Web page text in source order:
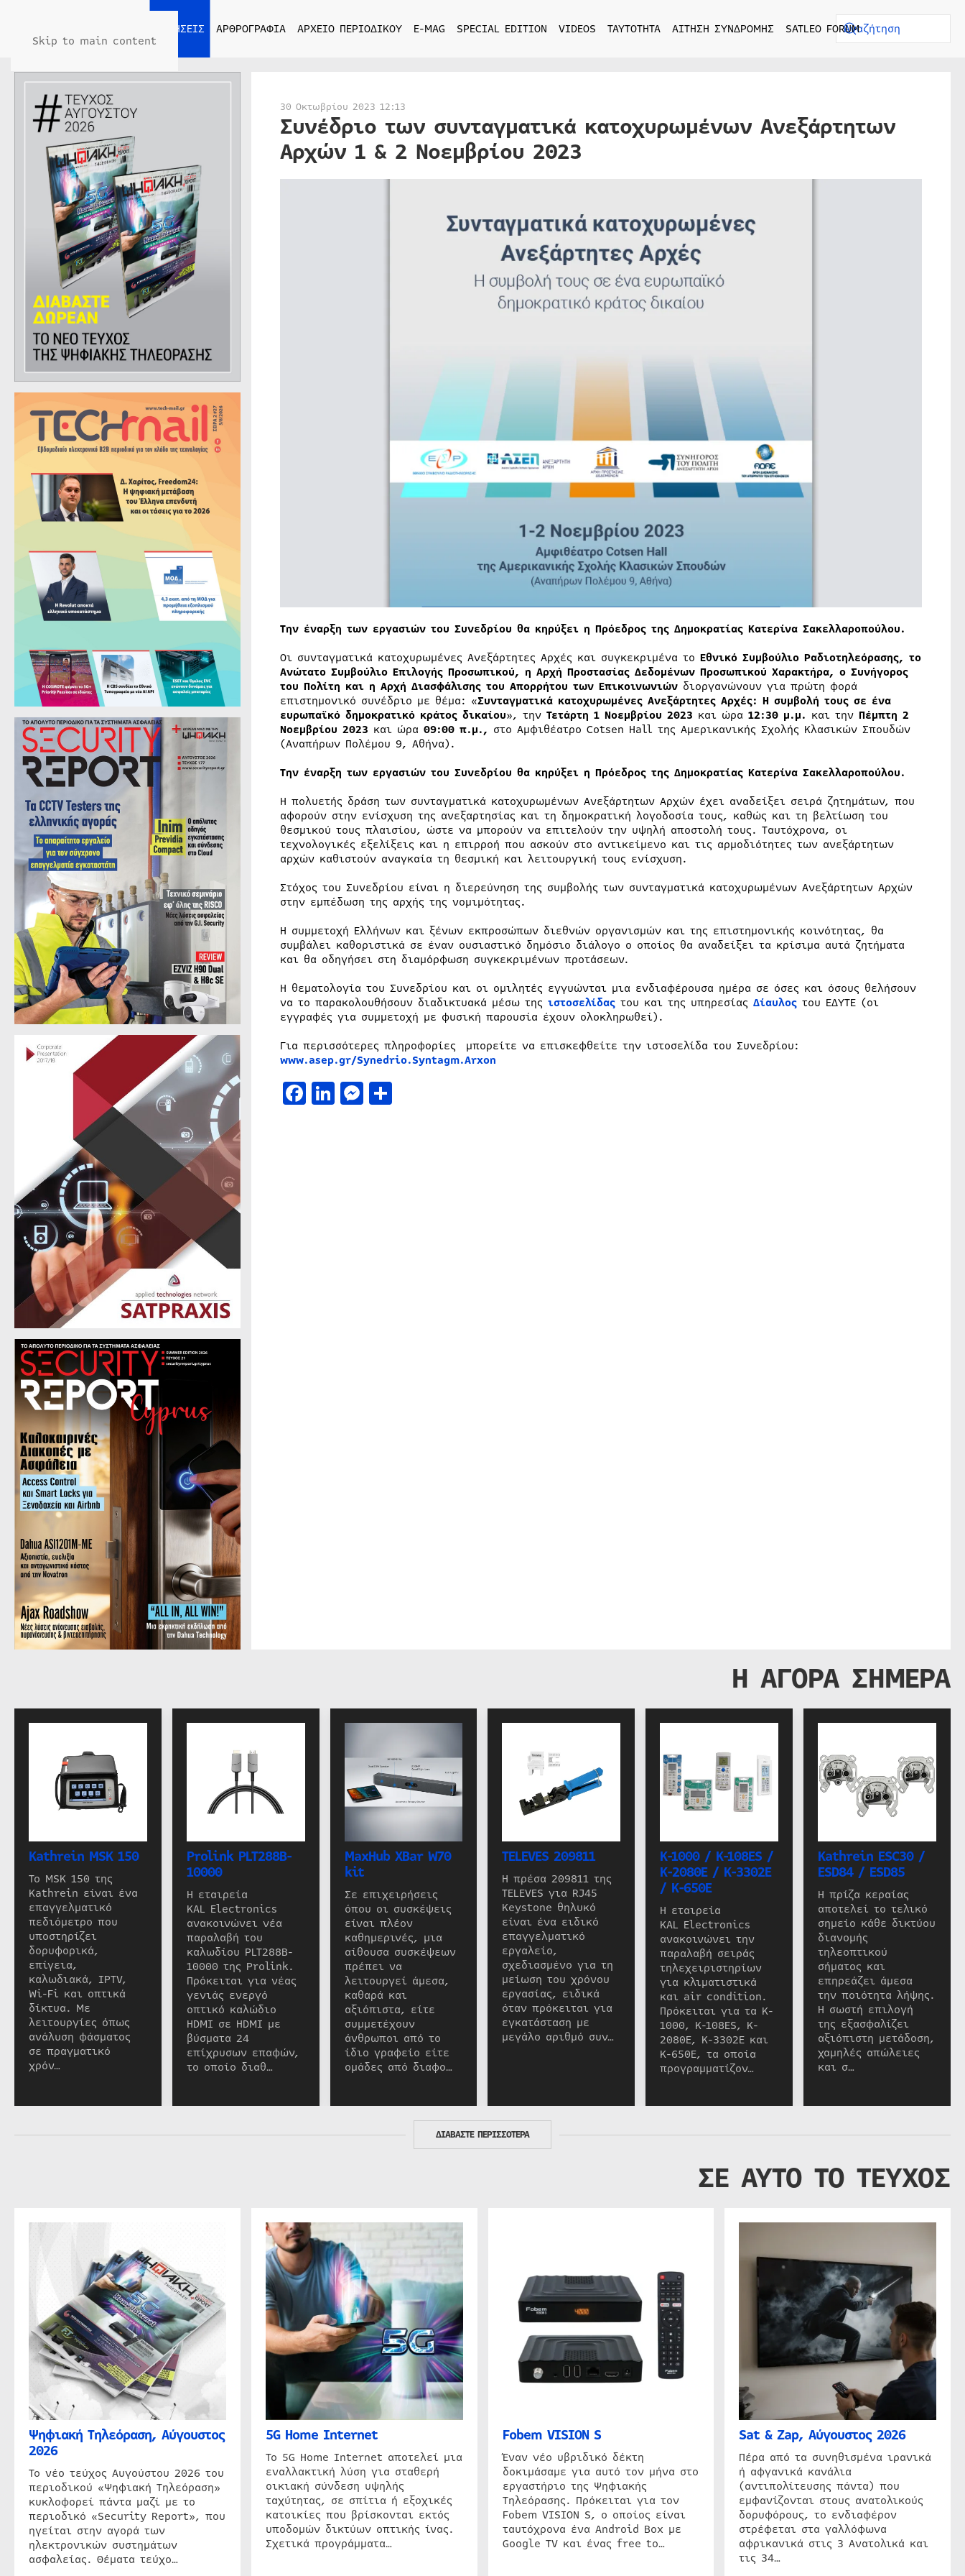
Skip to main content
ΕΙΔΗΣΕΙΣ ΑΡΘΡΟΓΡΑΦΙΑ ΑΡΧΕΙΟ ΠΕΡΙΟΔΙΚΟΥ E-MAG SPECIAL EDITION VIDEOS ΤΑΥΤΟΤΗΤΑ ΑΙΤΗΣΗ ΣΥΝΔΡΟΜΗΣ SATLEO FORUM
30 Οκτωβρίου 2023 12:13
Συνέδριο των συνταγματικά κατοχυρωμένων Ανεξάρτητων
Αρχών 1 & 2 Νοεμβρίου 2023
Την έναρξη των εργασιών του Συνεδρίου θα κηρύξει η Πρόεδρος της Δημοκρατίας Κατερίνα Σακελλαροπούλου.
Οι συνταγματικά κατοχυρωμένες Ανεξάρτητες Αρχές και συγκεκριμένα το Εθνικό Συμβούλιο Ραδιοτηλεόρασης, το
Ανώτατο Συμβούλιο Επιλογής Προσωπικού, η Αρχή Προστασίας Δεδομένων Προσωπικού Χαρακτήρα, ο Συνήγορος
του Πολίτη και η Αρχή Διασφάλισης του Απορρήτου των Επικοινωνιώνδιοργανώνουν για πρώτη φορά
επιστημονικό συνέδριο με θέμα: «Συνταγματικά κατοχυρωμένες Ανεξάρτητες Αρχές: Η συμβολή τους σε ένα
ευρωπαϊκό δημοκρατικό κράτος δικαίου», την Τετάρτη 1 Νοεμβρίου 2023 και ώρα 12:30 μ.μ. και την Πέμπτη 2
Νοεμβρίου 2023 και ώρα 09:00 π.μ., στο Αμφιθέατρο Cotsen Hall της Αμερικανικής Σχολής Κλασικών Σπουδών
(Αναπήρων Πολέμου 9, Αθήνα).
Την έναρξη των εργασιών του Συνεδρίου θα κηρύξει η Πρόεδρος της Δημοκρατίας Κατερίνα Σακελλαροπούλου.
Η πολυετής δράση των συνταγματικά κατοχυρωμένων Ανεξάρτητων Αρχών έχει αναδείξει σειρά ζητημάτων, που
αφορούν στην ενίσχυση της ανεξαρτησίας και τη δημοκρατική λογοδοσία τους, καθώς και τη βελτίωση του
θεσμικού τους πλαισίου, ώστε να μπορούν να επιτελούν την υψηλή αποστολή τους. Ταυτόχρονα, οι
τεχνολογικές εξελίξεις και η επιρροή που ασκούν στο αντικείμενο και τις αρμοδιότητες των ανεξάρτητων
αρχών καθιστούν αναγκαία τη θεσμική και λειτουργική τους ενίσχυση.
Στόχος του Συνεδρίου είναι η διερεύνηση της συμβολής των συνταγματικά κατοχυρωμένων Ανεξάρτητων Αρχών
στην εμπέδωση της αρχής της νομιμότητας.
Η συμμετοχή Ελλήνων και ξένων εκπροσώπων διεθνών οργανισμών και της επιστημονικής κοινότητας, θα
συμβάλει καθοριστικά σε έναν ουσιαστικό δημόσιο διάλογο ο οποίος θα αναδείξει τα κρίσιμα αυτά ζητήματα
και θα οδηγήσει στη διαμόρφωση συγκεκριμένων προτάσεων.
Η θεματολογία του Συνεδρίου και οι ομιλητές εγγυώνται μια ενδιαφέρουσα ημέρα σε όσες και όσους θελήσουν
να το παρακολουθήσουν διαδικτυακά μέσω της ιστοσελίδαςτου και της υπηρεσίας Δίαυλοςτου ΕΔΥΤΕ (οι
εγγραφές για συμμετοχή με φυσική παρουσία έχουν ολοκληρωθεί).
Για περισσότερες πληροφορίες μπορείτε να επισκεφθείτε την ιστοσελίδα του Συνεδρίου:
www.asep.gr/Synedrio.Syntagm.Arxon
Facebook
LinkedIn
Messenger
Μοιραστείτε
Η ΑΓΟΡΑ ΣΗΜΕΡΑ
Kathrein MSK 150
Το MSK 150 της
Kathrein είναι ένα
επαγγελματικό
πεδιόμετρο που
υποστηρίζει
δορυφορικά,
επίγεια,
καλωδιακά, IPTV,
Wi-Fi και οπτικά
δίκτυα. Με
λειτουργίες όπως
ανάλυση φάσματος
σε πραγματικό
χρόν…
Prolink PLT288B-
10000
Η εταιρεία
KAL Electronics
ανακοινώνει νέα
παραλαβή του
καλωδίου PLT288B-
10000 της Prolink.
Πρόκειται για νέας
γενιάς ενεργό
οπτικό καλώδιο
HDMI σε HDMI με
βύσματα 24
επίχρυσων επαφών,
το οποίο διαθ…
MaxHub XBar W70
kit
Σε επιχειρήσεις
όπου οι συσκέψεις
είναι πλέον
καθημερινές, μια
αίθουσα συσκέψεων
πρέπει να
λειτουργεί άμεσα,
καθαρά και
αξιόπιστα, είτε
συμμετέχουν
άνθρωποι από το
ίδιο γραφείο είτε
ομάδες από διαφο…
TELEVES 209811
Η πρέσα 209811 της
TELEVES για RJ45
Keystone θηλυκό
είναι ένα ειδικό
επαγγελματικό
εργαλείο,
σχεδιασμένο για τη
μείωση του χρόνου
εργασίας, ειδικά
όταν πρόκειται για
εγκατάσταση με
μεγάλο αριθμό συν…
K-1000 / K-108ES /
K-2080E / K-3302E
/ K-650E
Η εταιρεία
KAL Electronics
ανακοινώνει την
παραλαβή σειράς
τηλεχειριστηρίων
για κλιματιστικά
και air condition.
Πρόκειται για τα K-
1000, K-108ES, K-
2080E, K-3302E και
K-650E, τα οποία
προγραμματίζον…
Kathrein ESC30 /
ESD84 / ESD85
Η πρίζα κεραίας
αποτελεί το τελικό
σημείο κάθε δικτύου
διανομής
τηλεοπτικού
σήματος και
επηρεάζει άμεσα
την ποιότητα λήψης.
Η σωστή επιλογή
της εξασφαλίζει
αξιόπιστη μετάδοση,
χαμηλές απώλειες
και σ…
ΔΙΑΒΑΣΤΕ ΠΕΡΙΣΣΟΤΕΡΑ
ΣΕ ΑΥΤΟ ΤΟ ΤΕΥΧΟΣ
Ψηφιακή Τηλεόραση, Αύγουστος
2026
Το νέο τεύχος Αυγούστου 2026 του
περιοδικού «Ψηφιακή Τηλεόραση»
κυκλοφορεί πάντα μαζί με το
περιοδικό «Security Report», που
ηγείται στην αγορά των
ηλεκτρονικών συστημάτων
ασφαλείας. Θέματα τεύχο…
5G Home Internet
Το 5G Home Internet αποτελεί μια
εναλλακτική λύση για σταθερή
οικιακή σύνδεση υψηλής
ταχύτητας, σε σπίτια ή εξοχικές
κατοικίες που βρίσκονται εκτός
υποδομών δικτύων οπτικής ίνας.
Σχετικά προγράμματα…
Fobem VISION S
Έναν νέο υβριδικό δέκτη
δοκιμάσαμε για αυτό τον μήνα στο
εργαστήριο της Ψηφιακής
Τηλεόρασης. Πρόκειται για τον
Fobem VISION S, ο οποίος είναι
ταυτόχρονα ένα Android Box με
Google TV και ένας free to…
Sat & Zap, Αύγουστος 2026
Πέρα από τα συνηθισμένα ιρανικά
ή αφγανικά κανάλια
(αντιπολίτευσης πάντα) που
εμφανίζονται στους ανατολικούς
δορυφόρους, το ενδιαφέρον
στρέφεται στα γαλλόφωνα
αφρικανικά στις 3 Ανατολικά και
τις 34…